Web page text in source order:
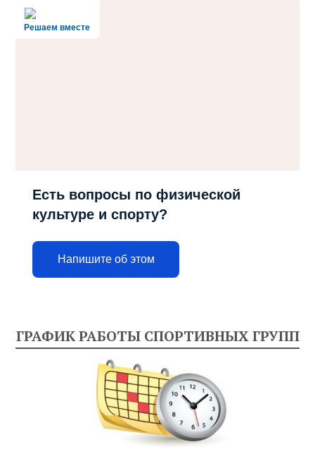
Решаем вместе
Есть вопросы по физической
культуре и спорту?
Напишите об этом
ГРАФИК РАБОТЫ СПОРТИВНЫХ ГРУПП